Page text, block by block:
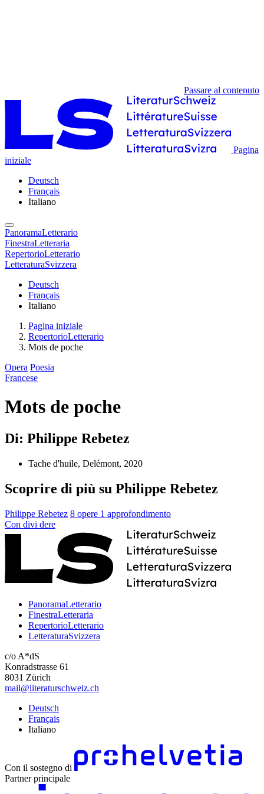
Passare al contenuto
Pagina
iniziale
Deutsch
Français
Italiano
PanoramaLetterario
FinestraLetteraria
RepertorioLetterario
LetteraturaSvizzera
Deutsch
Français
Italiano
Pagina iniziale
RepertorioLetterario
Mots de poche
Opera Poesia
Francese
Mots de poche
Di: Philippe Rebetez
Tache d'huile, Delémont, 2020
Scoprire di più su Philippe Rebetez
Philippe Rebetez 8 opere 1 approfondimento
Con divi dere
PanoramaLetterario
FinestraLetteraria
RepertorioLetterario
LetteraturaSvizzera
c/o A*dS
Konradstrasse 61
8031 Zürich
mail@literaturschweiz.ch
Deutsch
Français
Italiano
Con il sostegno di
Partner principale